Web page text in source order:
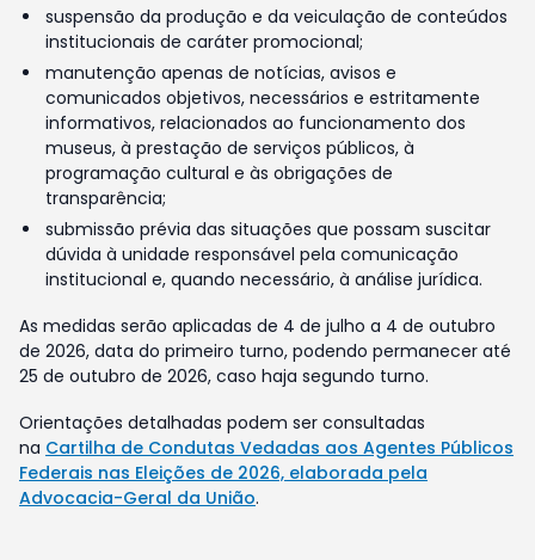
suspensão da produção e da veiculação de conteúdos
institucionais de caráter promocional;
manutenção apenas de notícias, avisos e
comunicados objetivos, necessários e estritamente
informativos, relacionados ao funcionamento dos
museus, à prestação de serviços públicos, à
programação cultural e às obrigações de
transparência;
submissão prévia das situações que possam suscitar
dúvida à unidade responsável pela comunicação
institucional e, quando necessário, à análise jurídica.
As medidas serão aplicadas de 4 de julho a 4 de outubro
de 2026, data do primeiro turno, podendo permanecer até
25 de outubro de 2026, caso haja segundo turno.
Orientações detalhadas podem ser consultadas
na Cartilha de Condutas Vedadas aos Agentes Públicos
Federais nas Eleições de 2026, elaborada pela
Advocacia-Geral da União.